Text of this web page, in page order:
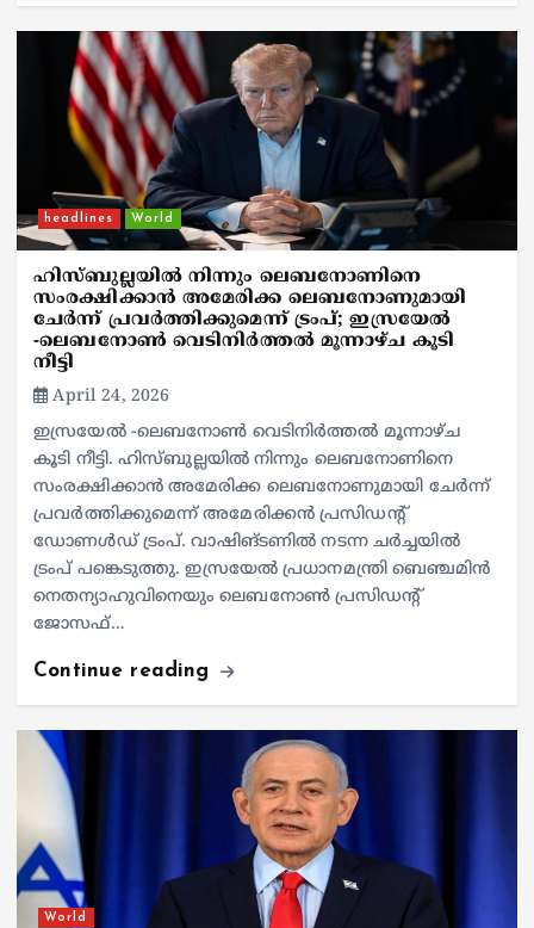
headlines World
ഹിസ്ബുല്ലയില്‍ നിന്നും ലെബനോണിനെ
സംരക്ഷിക്കാന്‍ അമേരിക്ക ലെബനോണുമായി
ചേര്‍ന്ന് പ്രവര്‍ത്തിക്കുമെന്ന് ട്രംപ്; ഇസ്രയേല്‍
-ലെബനോണ്‍ വെടിനിര്‍ത്തല്‍ മൂന്നാഴ്ച കൂടി
നീട്ടി
April 24, 2026
ഇസ്രയേല്‍ -ലെബനോണ്‍ വെടിനിര്‍ത്തല്‍ മൂന്നാഴ്ച
കൂടി നീട്ടി. ഹിസ്ബുല്ലയില്‍ നിന്നും ലെബനോണിനെ
സംരക്ഷിക്കാന്‍ അമേരിക്ക ലെബനോണുമായി ചേര്‍ന്ന്
പ്രവര്‍ത്തിക്കുമെന്ന് അമേരിക്കന്‍ പ്രസിഡന്റ്
ഡോണള്‍ഡ് ട്രംപ്. വാഷിങ്ടണില്‍ നടന്ന ചര്‍ച്ചയില്‍
ട്രംപ് പങ്കെടുത്തു. ഇസ്രയേല്‍ പ്രധാനമന്ത്രി ബെഞ്ചമിന്‍
നെതന്യാഹുവിനെയും ലെബനോണ്‍ പ്രസിഡന്റ്
ജോസഫ്…
Continue reading
World